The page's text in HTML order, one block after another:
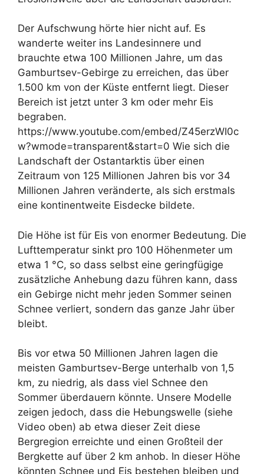
Der Aufschwung hörte hier nicht auf. Es
wanderte weiter ins Landesinnere und
brauchte etwa 100 Millionen Jahre, um das
Gamburtsev-Gebirge zu erreichen, das über
1.500 km von der Küste entfernt liegt. Dieser
Bereich ist jetzt unter 3 km oder mehr Eis
begraben.
https://www.youtube.com/embed/Z45erzWI0c
w?wmode=transparent&start=0 Wie sich die
Landschaft der Ostantarktis über einen
Zeitraum von 125 Millionen Jahren bis vor 34
Millionen Jahren veränderte, als sich erstmals
eine kontinentweite Eisdecke bildete.
Die Höhe ist für Eis von enormer Bedeutung. Die
Lufttemperatur sinkt pro 100 Höhenmeter um
etwa 1 °C, so dass selbst eine geringfügige
zusätzliche Anhebung dazu führen kann, dass
ein Gebirge nicht mehr jeden Sommer seinen
Schnee verliert, sondern das ganze Jahr über
bleibt.
Bis vor etwa 50 Millionen Jahren lagen die
meisten Gamburtsev-Berge unterhalb von 1,5
km, zu niedrig, als dass viel Schnee den
Sommer überdauern könnte. Unsere Modelle
zeigen jedoch, dass die Hebungswelle (siehe
Video oben) ab etwa dieser Zeit diese
Bergregion erreichte und einen Großteil der
Bergkette auf über 2 km anhob. In dieser Höhe
könnten Schnee und Eis bestehen bleiben und